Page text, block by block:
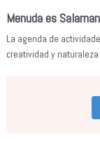
Menuda es
La agenda de
creatividad y